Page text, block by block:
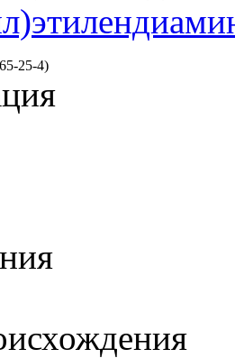
25-4)